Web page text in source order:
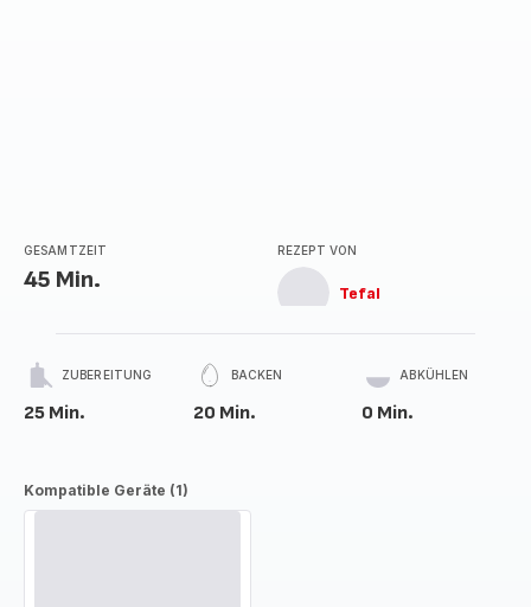
GESAMTZEIT
45 Min.
REZEPT VON
Tefal
ZUBEREITUNG
25 Min.
BACKEN
20 Min.
ABKÜHLEN
0 Min.
Kompatible Geräte (1)